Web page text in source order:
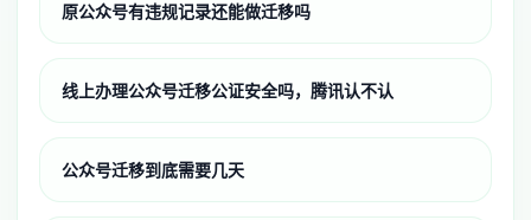
原公众号有违规记录还能做迁移吗
线上办理公众号迁移公证安全吗，腾讯认不认
公众号迁移到底需要几天